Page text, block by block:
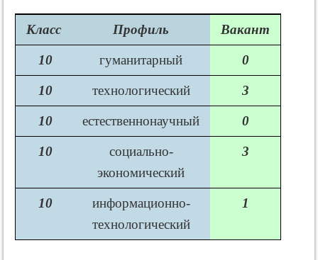
Класс Профиль Вакант
10 гуманитарный 0
10 технологический 3
10 естественнонаучный 0
10
социально-
экономический
3
10
информационно-
технологический
1